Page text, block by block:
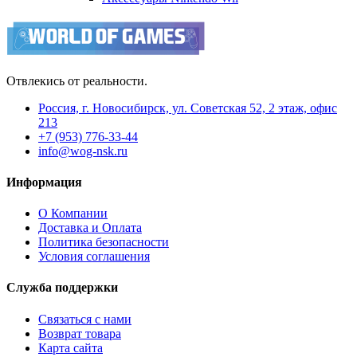
Отвлекись от реальности.
Россия, г. Новосибирск, ул. Советская 52, 2 этаж, офис
213
+7 (953) 776-33-44
info@wog-nsk.ru
Информация
О Компании
Доставка и Оплата
Политика безопасности
Условия соглашения
Служба поддержки
Связаться с нами
Возврат товара
Карта сайта